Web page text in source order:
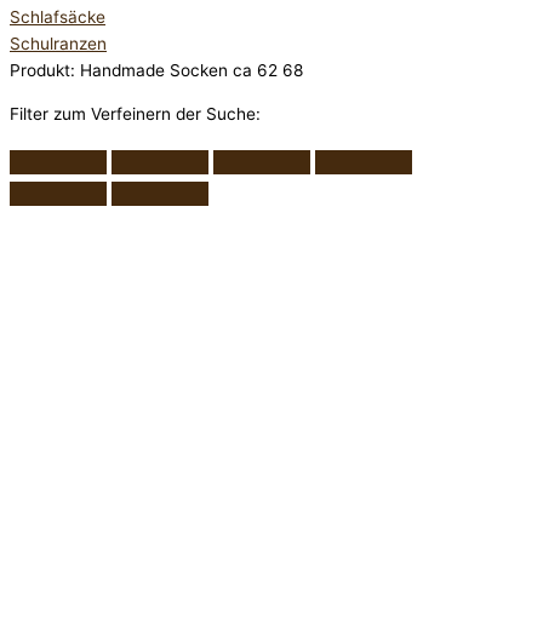
Schlafsäcke
Schulranzen
Produkt: Handmade Socken ca 62 68
Filter zum Verfeinern der Suche: